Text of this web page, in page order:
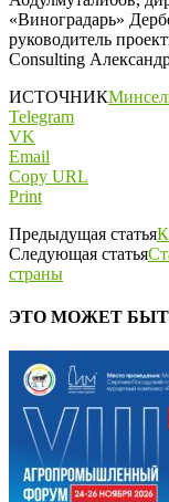
«Виноградарь»
руководитель
Consulting
ИСТОЧНИК
Telegram
VK
Email
Copy URL
Print
Предыдущая статья
Следующая статья
страны
ЭТО МОЖЕТ